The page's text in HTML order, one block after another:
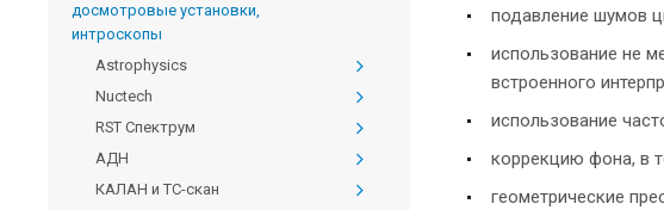
подавление шумов
использование не
встроенного
использование
коррекцию фона, в
геометрические
досмотровые установки,
интроскопы
Astrophysics
Nuctech
RST Спектрум
АДН
КАЛАН и ТС-скан